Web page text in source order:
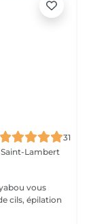
31
Lambert
vous
cils, épilation